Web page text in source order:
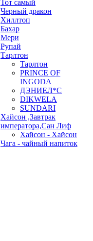
Тот самый
Черный дракон
Хиллтоп
Бахар
Мери
Рупай
Тарлтон
Тарлтон
PRINCE OF
INGODA
ДЭНИЕЛ*С
DIKWELA
SUNDARI
Хайсон ,Завтрак
императора,Сан Лиф
Хайсон - Хайсон
Чага - чайный напиток